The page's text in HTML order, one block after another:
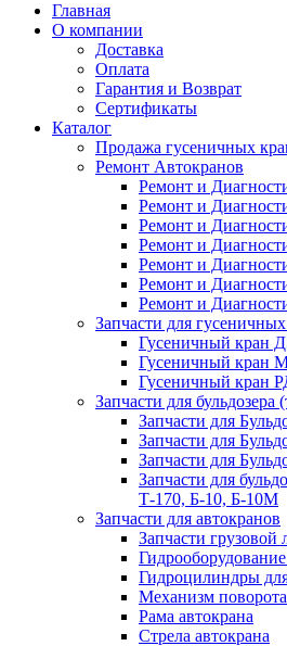
Главная
О компании
Доставка
Оплата
Гарантия и Возврат
Сертификаты
Каталог
Продажа гусеничных
Ремонт Автокранов
Ремонт и
Ремонт и
Ремонт и
Ремонт и
Ремонт и
Ремонт и
Ремонт и
Запчасти для
Гусеничный кран
Гусеничный кран
Гусеничный кран
Запчасти для бульдозера
Запчасти для
Запчасти для
Запчасти для
Запчасти для
Т-170, Б-10, Б-10М
Запчасти для автокранов
Запчасти грузовой
Гидроцилиндры
Механизм поворота
Рама автокрана
Стрела автокрана